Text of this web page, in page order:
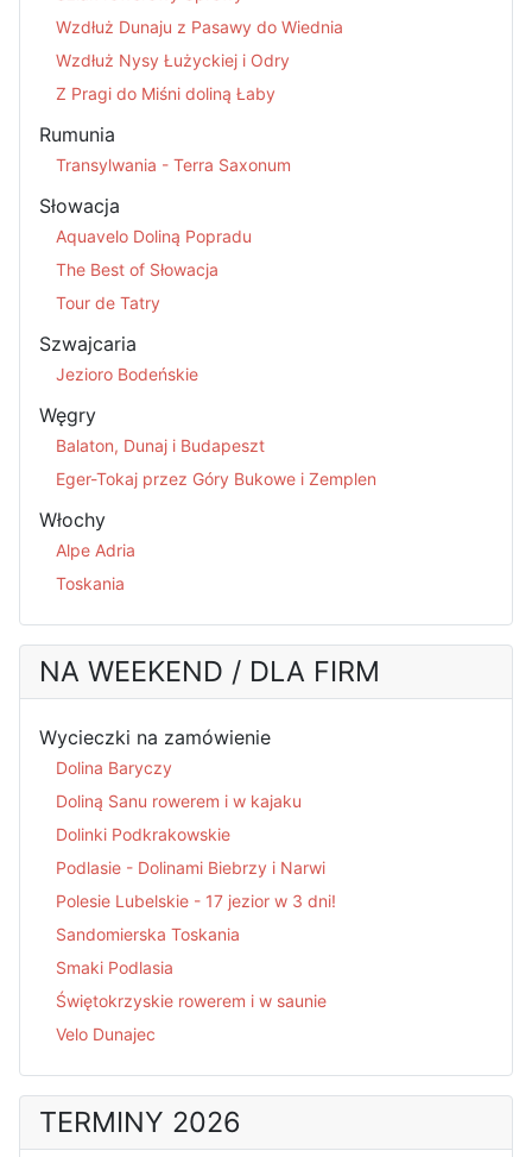
Wzdłuż Dunaju z Pasawy do Wiednia
Wzdłuż Nysy Łużyckiej i Odry
Z Pragi do Miśni doliną Łaby
Rumunia
Transylwania - Terra Saxonum
Słowacja
Aquavelo Doliną Popradu
The Best of Słowacja
Tour de Tatry
Szwajcaria
Jezioro Bodeńskie
Węgry
Balaton, Dunaj i Budapeszt
Eger-Tokaj przez Góry Bukowe i Zemplen
Włochy
Alpe Adria
Toskania
NA WEEKEND / DLA FIRM
Wycieczki na zamówienie
Dolina Baryczy
Doliną Sanu rowerem i w kajaku
Dolinki Podkrakowskie
Podlasie - Dolinami Biebrzy i Narwi
Polesie Lubelskie - 17 jezior w 3 dni!
Sandomierska Toskania
Smaki Podlasia
Świętokrzyskie rowerem i w saunie
Velo Dunajec
TERMINY 2026